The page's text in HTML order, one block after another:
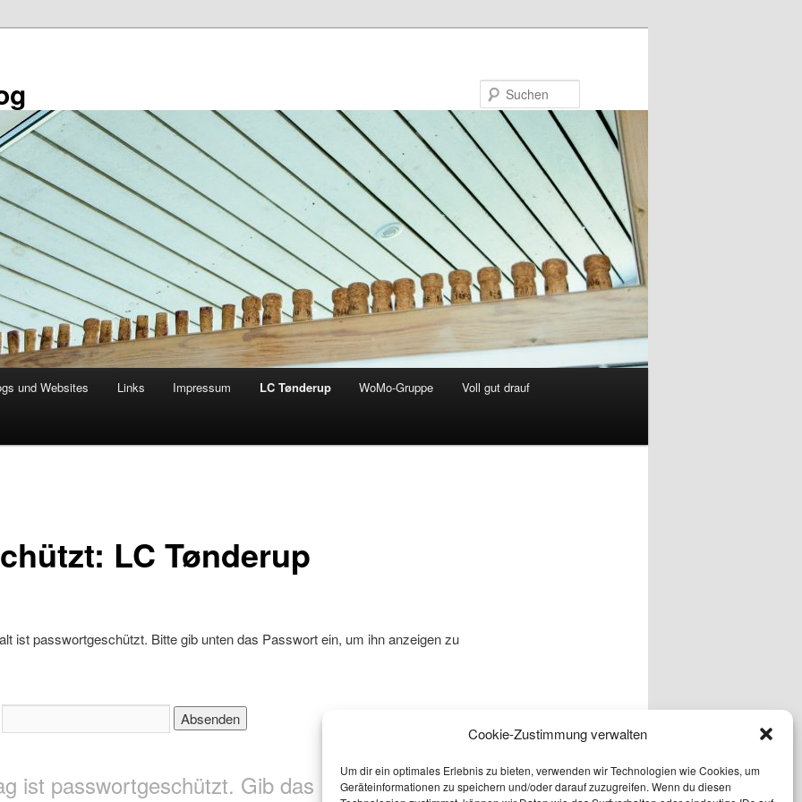
Cookie-Zustimmung verwalten
Um dir ein optimales Erlebnis zu bieten, verwenden wir Technologien wie Cookies, um
Geräteinformationen zu speichern und/oder darauf zuzugreifen. Wenn du diesen
und Websites Links Impressum LC Tønderup WoMo-Gruppe Voll gut drauf
LC Tønderup
ist passwortgeschützt. Bitte gib unten das Passwort ein, um ihn anzeigen zu
ist passwortgeschützt. Gib das Passwort ein, um die